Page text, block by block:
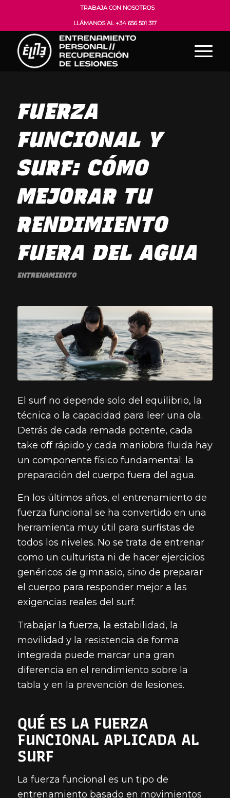
TRABAJA CON NOSOTROS
LLÁMANOS AL +34 656 501 317
FUERZA
FUNCIONAL Y
SURF: CÓMO
MEJORAR TU
RENDIMIENTO
FUERA DEL AGUA
ENTRENAMIENTO
El surf no depende solo del equilibrio, la
técnica o la capacidad para leer una ola.
Detrás de cada remada potente, cada
take off rápido y cada maniobra fluida hay
un componente físico fundamental: la
preparación del cuerpo fuera del agua.
En los últimos años, el entrenamiento de
fuerza funcional se ha convertido en una
herramienta muy útil para surfistas de
todos los niveles. No se trata de entrenar
como un culturista ni de hacer ejercicios
genéricos de gimnasio, sino de preparar
el cuerpo para responder mejor a las
exigencias reales del surf.
Trabajar la fuerza, la estabilidad, la
movilidad y la resistencia de forma
integrada puede marcar una gran
diferencia en el rendimiento sobre la
tabla y en la prevención de lesiones.
QUÉ ES LA FUERZA
FUNCIONAL APLICADA AL
SURF
La fuerza funcional es un tipo de
entrenamiento basado en movimientos